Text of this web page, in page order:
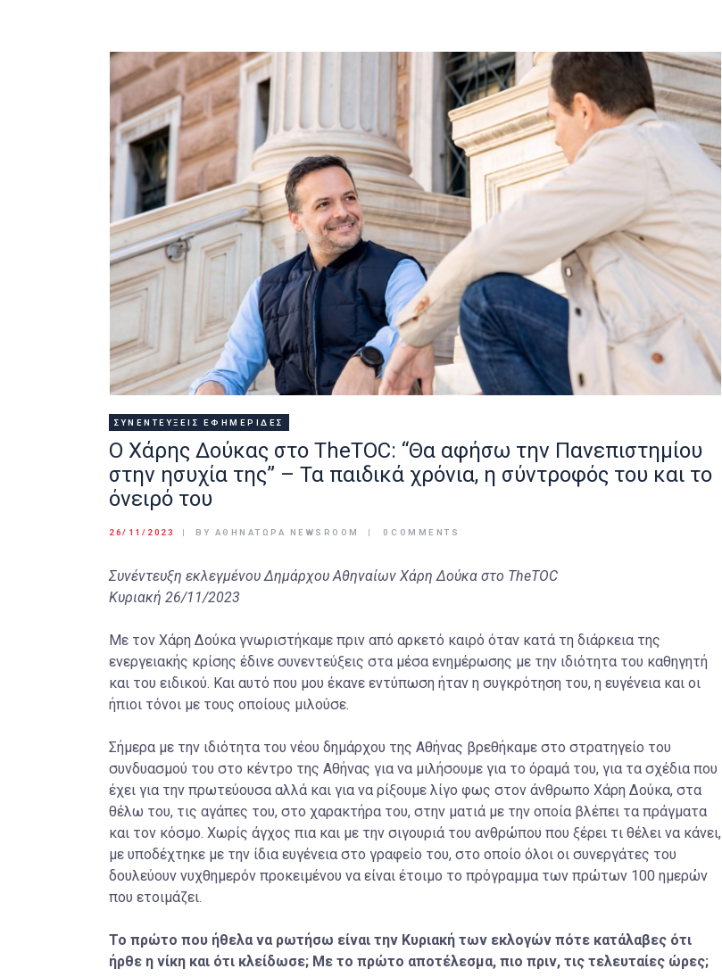
ΣΥΝΕΝΤΕΎΞΕΙΣ ΕΦΗΜΕΡΊΔΕΣ
Ο Χάρης Δούκας στο TheTOC: “Θα αφήσω την Πανεπιστημίου
στην ησυχία της” – Τα παιδικά χρόνια, η σύντροφός του και το
όνειρό του
26/11/2023 BY ΑΘΉΝΑΤΩΡΑ NEWSROOM 0 COMMENTS
Συνέντευξη εκλεγμένου Δημάρχου Αθηναίων Χάρη Δούκα στο TheTOC
Κυριακή 26/11/2023
Με τον Χάρη Δούκα γνωριστήκαμε πριν από αρκετό καιρό όταν κατά τη διάρκεια της
ενεργειακής κρίσης έδινε συνεντεύξεις στα μέσα ενημέρωσης με την ιδιότητα του καθηγητή
και του ειδικού. Και αυτό που μου έκανε εντύπωση ήταν η συγκρότηση του, η ευγένεια και οι
ήπιοι τόνοι με τους οποίους μιλούσε.
Σήμερα με την ιδιότητα του νέου δημάρχου της Αθήνας βρεθήκαμε στο στρατηγείο του
συνδυασμού του στο κέντρο της Αθήνας για να μιλήσουμε για το όραμά του, για τα σχέδια που
έχει για την πρωτεύουσα αλλά και για να ρίξουμε λίγο φως στον άνθρωπο Χάρη Δούκα, στα
θέλω του, τις αγάπες του, στο χαρακτήρα του, στην ματιά με την οποία βλέπει τα πράγματα
και τον κόσμο. Χωρίς άγχος πια και με την σιγουριά του ανθρώπου που ξέρει τι θέλει να κάνει,
με υποδέχτηκε με την ίδια ευγένεια στο γραφείο του, στο οποίο όλοι οι συνεργάτες του
δουλεύουν νυχθημερόν προκειμένου να είναι έτοιμο το πρόγραμμα των πρώτων 100 ημερών
που ετοιμάζει.
Το πρώτο που ήθελα να ρωτήσω είναι την Κυριακή των εκλογών πότε κατάλαβες ότι
ήρθε η νίκη και ότι κλείδωσε; Mε το πρώτο αποτέλεσμα, πιο πριν, τις τελευταίες ώρες;